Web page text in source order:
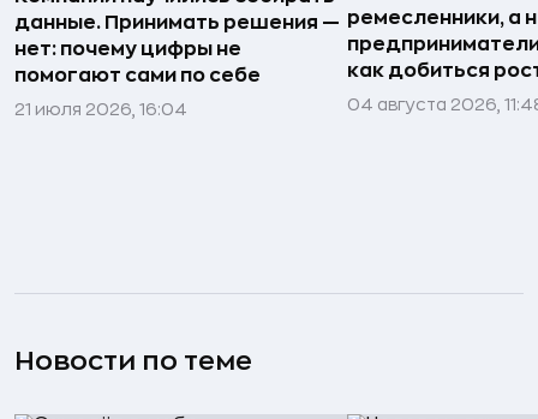
данные. Принимать решения —
нет: почему цифры не
помогают сами по себе
21 июля 2026, 16:04
ремесленники, а
как добиться
04 августа 2026,
Новости по теме